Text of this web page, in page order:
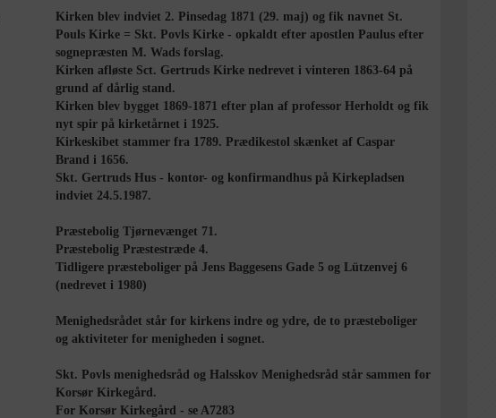
Kirken blev indviet 2. Pinsedag 1871 (29. maj) og fik navnet St.
Pouls Kirke = Skt. Povls Kirke - opkaldt efter apostlen Paulus efter
sognepræsten M. Wads forslag.
Kirken afløste Sct. Gertruds Kirke nedrevet i vinteren 1863-64 på
grund af dårlig stand.
Kirken blev bygget 1869-1871 efter plan af professor Herholdt og fik
nyt spir på kirketårnet i 1925.
Kirkeskibet stammer fra 1789. Prædikestol skænket af Caspar
Brand i 1656.
Skt. Gertruds Hus - kontor- og konfirmandhus på Kirkepladsen
indviet 24.5.1987.
Præstebolig Tjørnevænget 71.
Præstebolig Præstestræde 4.
Tidligere præsteboliger på Jens Baggesens Gade 5 og Lützenvej 6
(nedrevet i 1980)
Menighedsrådet står for kirkens indre og ydre, de to præsteboliger
og aktiviteter for menigheden i sognet.
Skt. Povls menighedsråd og Halsskov Menighedsråd står sammen for
Korsør Kirkegård.
For Korsør Kirkegård - se A7283